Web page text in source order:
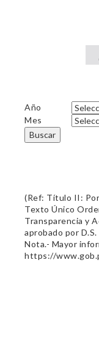
Año
Mes
Buscar
(Ref: Título II:
Texto Único
Transparencia y
aprobado por
Nota.- Mayor
https://